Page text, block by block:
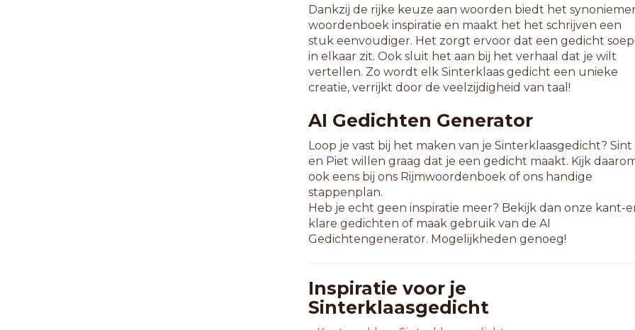
Dankzij de rijke keuze aan woorden biedt het
woordenboek inspiratie en maakt het het schrijven een
stuk eenvoudiger. Het zorgt ervoor dat een gedicht
in elkaar zit. Ook sluit het aan bij het verhaal dat je wilt
vertellen. Zo wordt elk Sinterklaas gedicht een unieke
creatie, verrijkt door de veelzijdigheid van taal!
AI Gedichten Generator
Loop je vast bij het maken van je Sinterklaasgedicht? Sint
en Piet willen graag dat je een gedicht maakt. Kijk
ook eens bij ons Rijmwoordenboek of ons handige
stappenplan.
Heb je echt geen inspiratie meer? Bekijk dan onze kant-
klare gedichten of maak gebruik van de AI
Gedichtengenerator. Mogelijkheden genoeg!
Inspiratie voor je
Sinterklaasgedicht